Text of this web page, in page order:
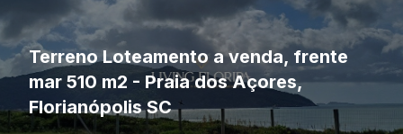
Terreno Loteamento a venda, frente
mar 510 m2 - Praia dos Açores,
Florianópolis SC